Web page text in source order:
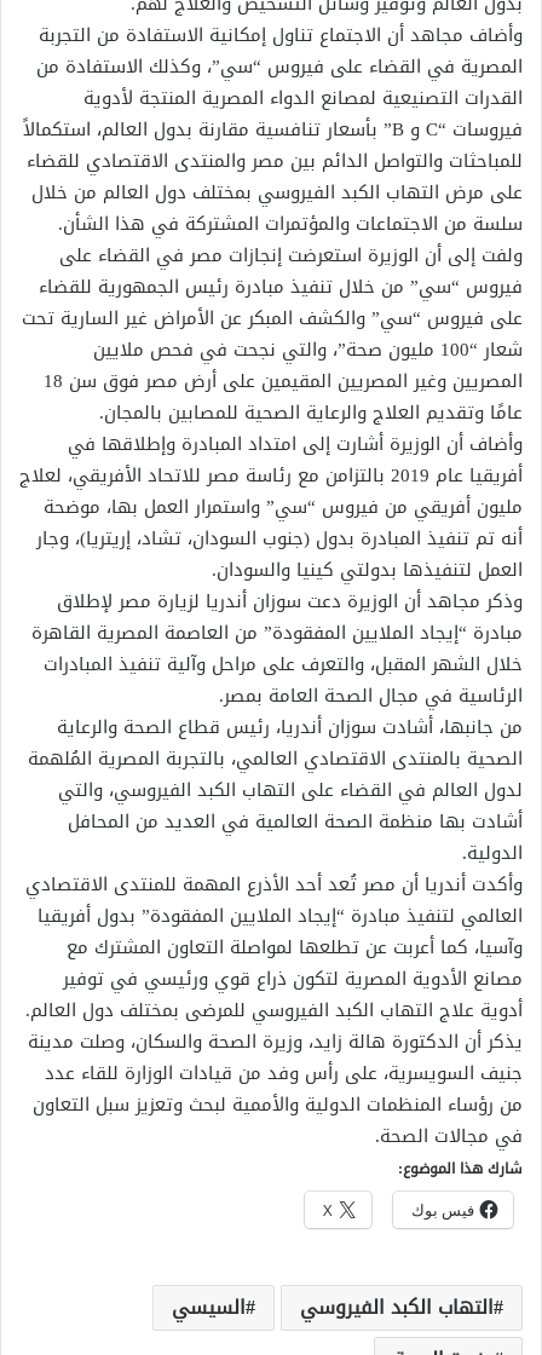
وأضاف مجاهد أن الاجتماع تناول إمكانية الاستفادة من التجربة
المصرية في القضاء على فيروس “سي”، وكذلك الاستفادة من
القدرات التصنيعية لمصانع الدواء المصرية المنتجة لأدوية
فيروسات “C و B” بأسعار تنافسية مقارنة بدول العالم، استكمالاً
للمباحثات والتواصل الدائم بين مصر والمنتدى الاقتصادي للقضاء
على مرض التهاب الكبد الفيروسي بمختلف دول العالم من خلال
سلسة من الاجتماعات والمؤتمرات المشتركة في هذا الشأن.
ولفت إلى أن الوزيرة استعرضت إنجازات مصر في القضاء على
فيروس “سي” من خلال تنفيذ مبادرة رئيس الجمهورية للقضاء
على فيروس “سي” والكشف المبكر عن الأمراض غير السارية تحت
شعار “100 مليون صحة”، والتي نجحت في فحص ملايين
المصريين وغير المصريين المقيمين على أرض مصر فوق سن 18
عامًا وتقديم العلاج والرعاية الصحية للمصابين بالمجان.
وأضاف أن الوزيرة أشارت إلى امتداد المبادرة وإطلاقها في
أفريقيا عام 2019 بالتزامن مع رئاسة مصر للاتحاد الأفريقي، لعلاج
مليون أفريقي من فيروس “سي” واستمرار العمل بها، موضحة
أنه تم تنفيذ المبادرة بدول (جنوب السودان، تشاد، إريتريا)، وجار
العمل لتنفيذها بدولتي كينيا والسودان.
وذكر مجاهد أن الوزيرة دعت سوزان أندريا لزيارة مصر لإطلاق
مبادرة “إيجاد الملايين المفقودة” من العاصمة المصرية القاهرة
خلال الشهر المقبل، والتعرف على مراحل وآلية تنفيذ المبادرات
الرئاسية في مجال الصحة العامة بمصر.
من جانبها، أشادت سوزان أندريا، رئيس قطاع الصحة والرعاية
الصحية بالمنتدى الاقتصادي العالمي، بالتجربة المصرية المُلهمة
لدول العالم في القضاء على التهاب الكبد الفيروسي، والتي
أشادت بها منظمة الصحة العالمية في العديد من المحافل
الدولية.
وأكدت أندريا أن مصر تُعد أحد الأذرع المهمة للمنتدى الاقتصادي
العالمي لتنفيذ مبادرة “إيجاد الملايين المفقودة” بدول أفريقيا
وآسيا، كما أعربت عن تطلعها لمواصلة التعاون المشترك مع
مصانع الأدوية المصرية لتكون ذراع قوي ورئيسي في توفير
أدوية علاج التهاب الكبد الفيروسي للمرضى بمختلف دول العالم.
يذكر أن الدكتورة هالة زايد، وزيرة الصحة والسكان، وصلت مدينة
جنيف السويسرية، على رأس وفد من قيادات الوزارة للقاء عدد
من رؤساء المنظمات الدولية والأممية لبحث وتعزيز سبل التعاون
في مجالات الصحة.
شارك هذا الموضوع:
فيس بوك X
التهاب الكبد الفيروسي
السيسي